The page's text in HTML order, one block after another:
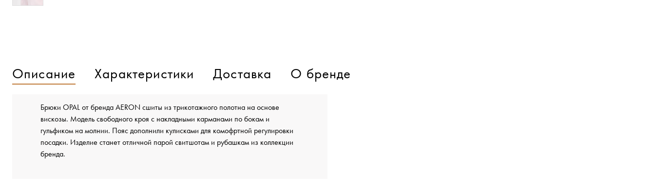
Описание Характеристики Доставка О бренде
Брюки OPAL от бренда AERON сшиты из трикотажного полотна на основе
вискозы. Модель свободного кроя с накладными карманами по бокам и
гульфиком на молнии. Пояс дополнили кулисками для комофртной регулировки
посадки. Изделие станет отличной парой свитшотам и рубашкам из коллекции
бренда.